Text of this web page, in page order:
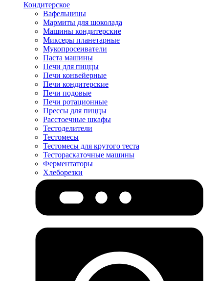
Кондитерское
Вафельницы
Мармиты для шоколада
Машины кондитерские
Миксеры планетарные
Мукопросеиватели
Паста машины
Печи для пиццы
Печи конвейерные
Печи кондитерские
Печи подовые
Печи ротационные
Прессы для пиццы
Расстоечные шкафы
Тестоделители
Тестомесы
Тестомесы для крутого теста
Тестораскаточные машины
Ферментаторы
Хлеборезки